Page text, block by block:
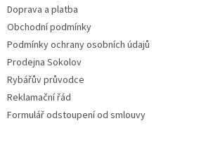
Doprava a platba
Obchodní podmínky
Podmínky ochrany osobních údajů
Prodejna Sokolov
Rybářův průvodce
Reklamační řád
Formulář odstoupení od smlouvy